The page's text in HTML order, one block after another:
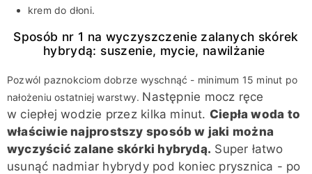
krem do dłoni.
Sposób nr 1 na wyczyszczenie zalanych skórek
hybrydą: suszenie, mycie, nawilżanie
Pozwól paznokciom dobrze wyschnąć - minimum 15 minut po
nałożeniu ostatniej warstwy. Następnie mocz ręce
w ciepłej wodzie przez kilka minut. Ciepła woda to
właściwie najprostszy sposób w jaki można
wyczyścić zalane skórki hybrydą. Super łatwo
usunąć nadmiar hybrydy pod koniec prysznica - po